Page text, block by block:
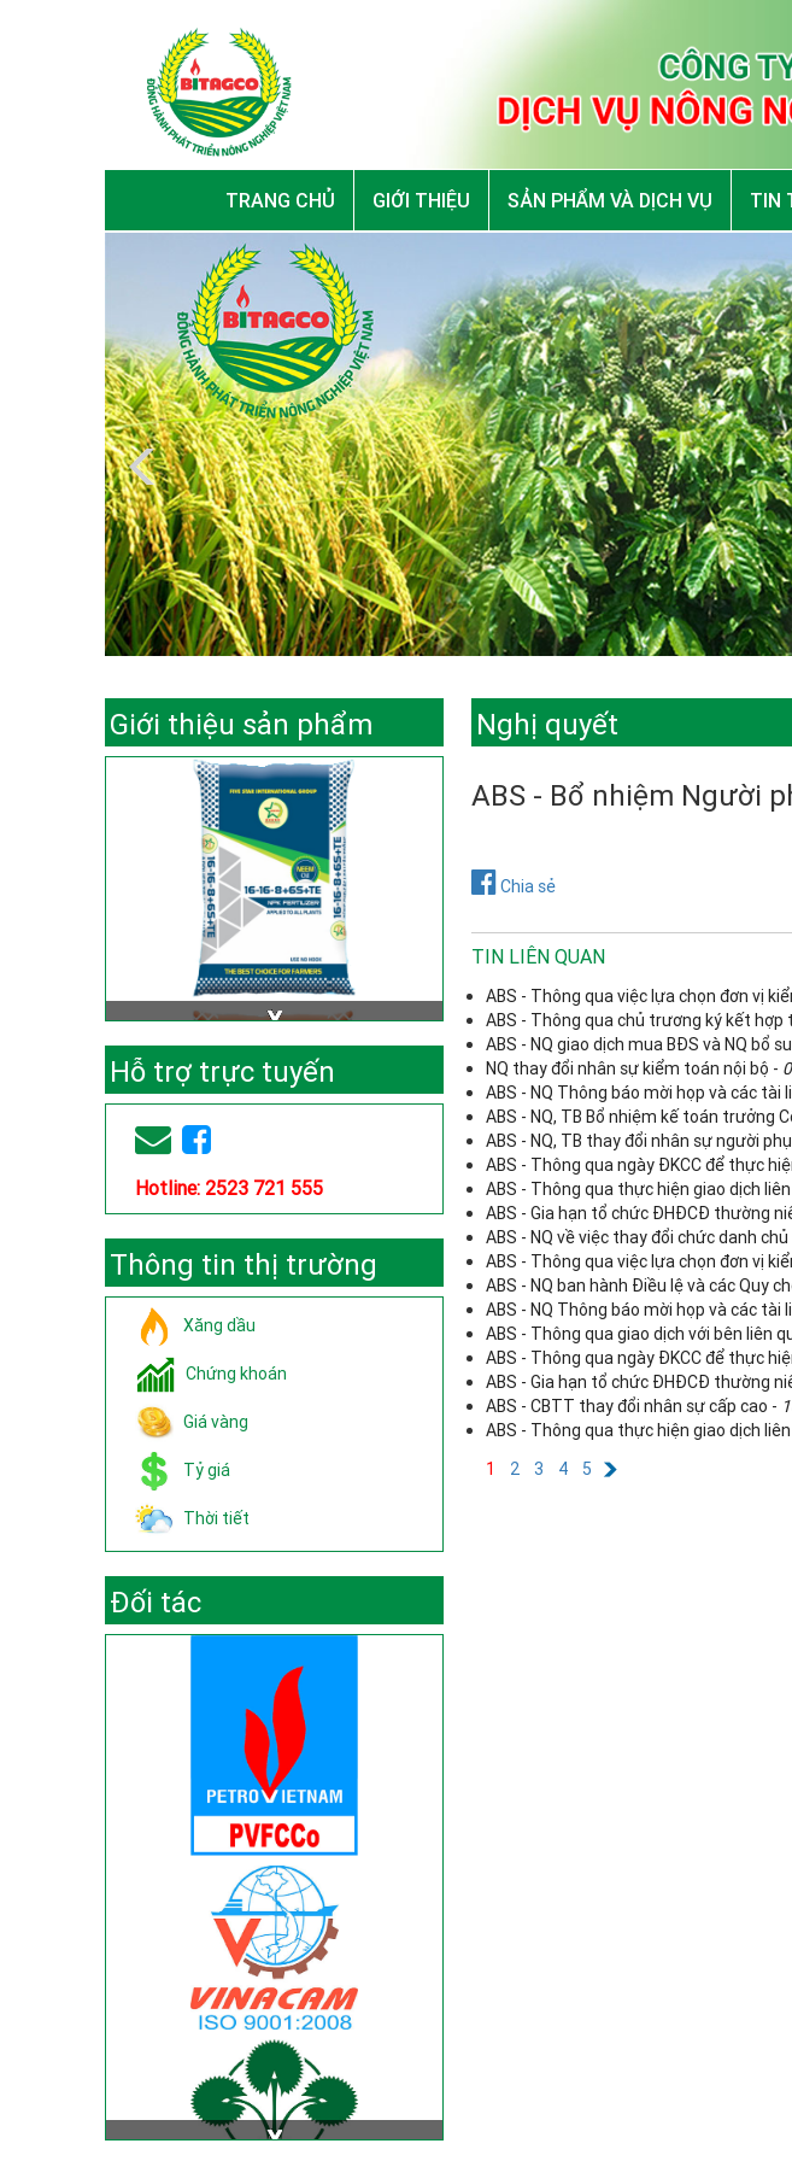
TRANG CHỦ GIỚI THIỆU SẢN PHẨM VÀ DỊCH VỤ TIN
Giới thiệu sản phẩm
Hỗ trợ trực tuyến
Hotline: 2523 721 555
Thông tin thị trường
Xăng dầu
Chứng khoán
Giá vàng
Tỷ giá
Thời tiết
Đối tác
Nghị quyết
ABS - Bổ nhiệm Người
Chia sẻ
TIN LIÊN QUAN
ABS - Thông qua việc lựa chọn đơn vị
ABS - Thông qua chủ trương ký kết
ABS - NQ giao dịch mua BĐS và NQ bổ
NQ thay đổi nhân sự kiểm toán nội bộ -
ABS - NQ Thông báo mời họp và các
ABS - NQ, TB Bổ nhiệm kế toán trưởng
ABS - NQ, TB thay đổi nhân sự người
ABS - Thông qua ngày ĐKCC để thực
ABS - Thông qua thực hiện giao dịch
ABS - Gia hạn tổ chức ĐHĐCĐ thường
ABS - NQ về việc thay đổi chức danh
ABS - Thông qua việc lựa chọn đơn vị
ABS - NQ ban hành Điều lệ và các Quy
ABS - NQ Thông báo mời họp và các
ABS - Thông qua giao dịch với bên liên
ABS - Thông qua ngày ĐKCC để thực
ABS - Gia hạn tổ chức ĐHĐCĐ thường
ABS - CBTT thay đổi nhân sự cấp cao -
ABS - Thông qua thực hiện giao dịch
1
2 3 4 5